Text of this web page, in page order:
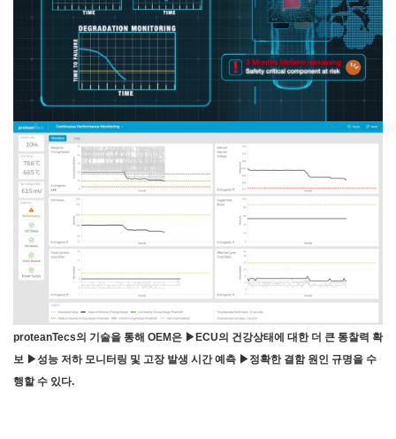
proteanTecs의 기술을 통해 OEM은 ▶ECU의 건강상태에 대한 더 큰 통찰력 확
보 ▶성능 저하 모니터링 및 고장 발생 시간 예측 ▶정확한 결함 원인 규명을 수
행할 수 있다.